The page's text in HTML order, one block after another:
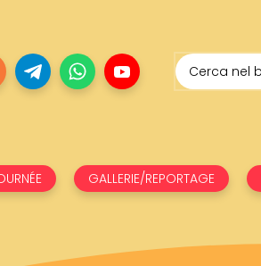
GALLERIE/REPORTAGE